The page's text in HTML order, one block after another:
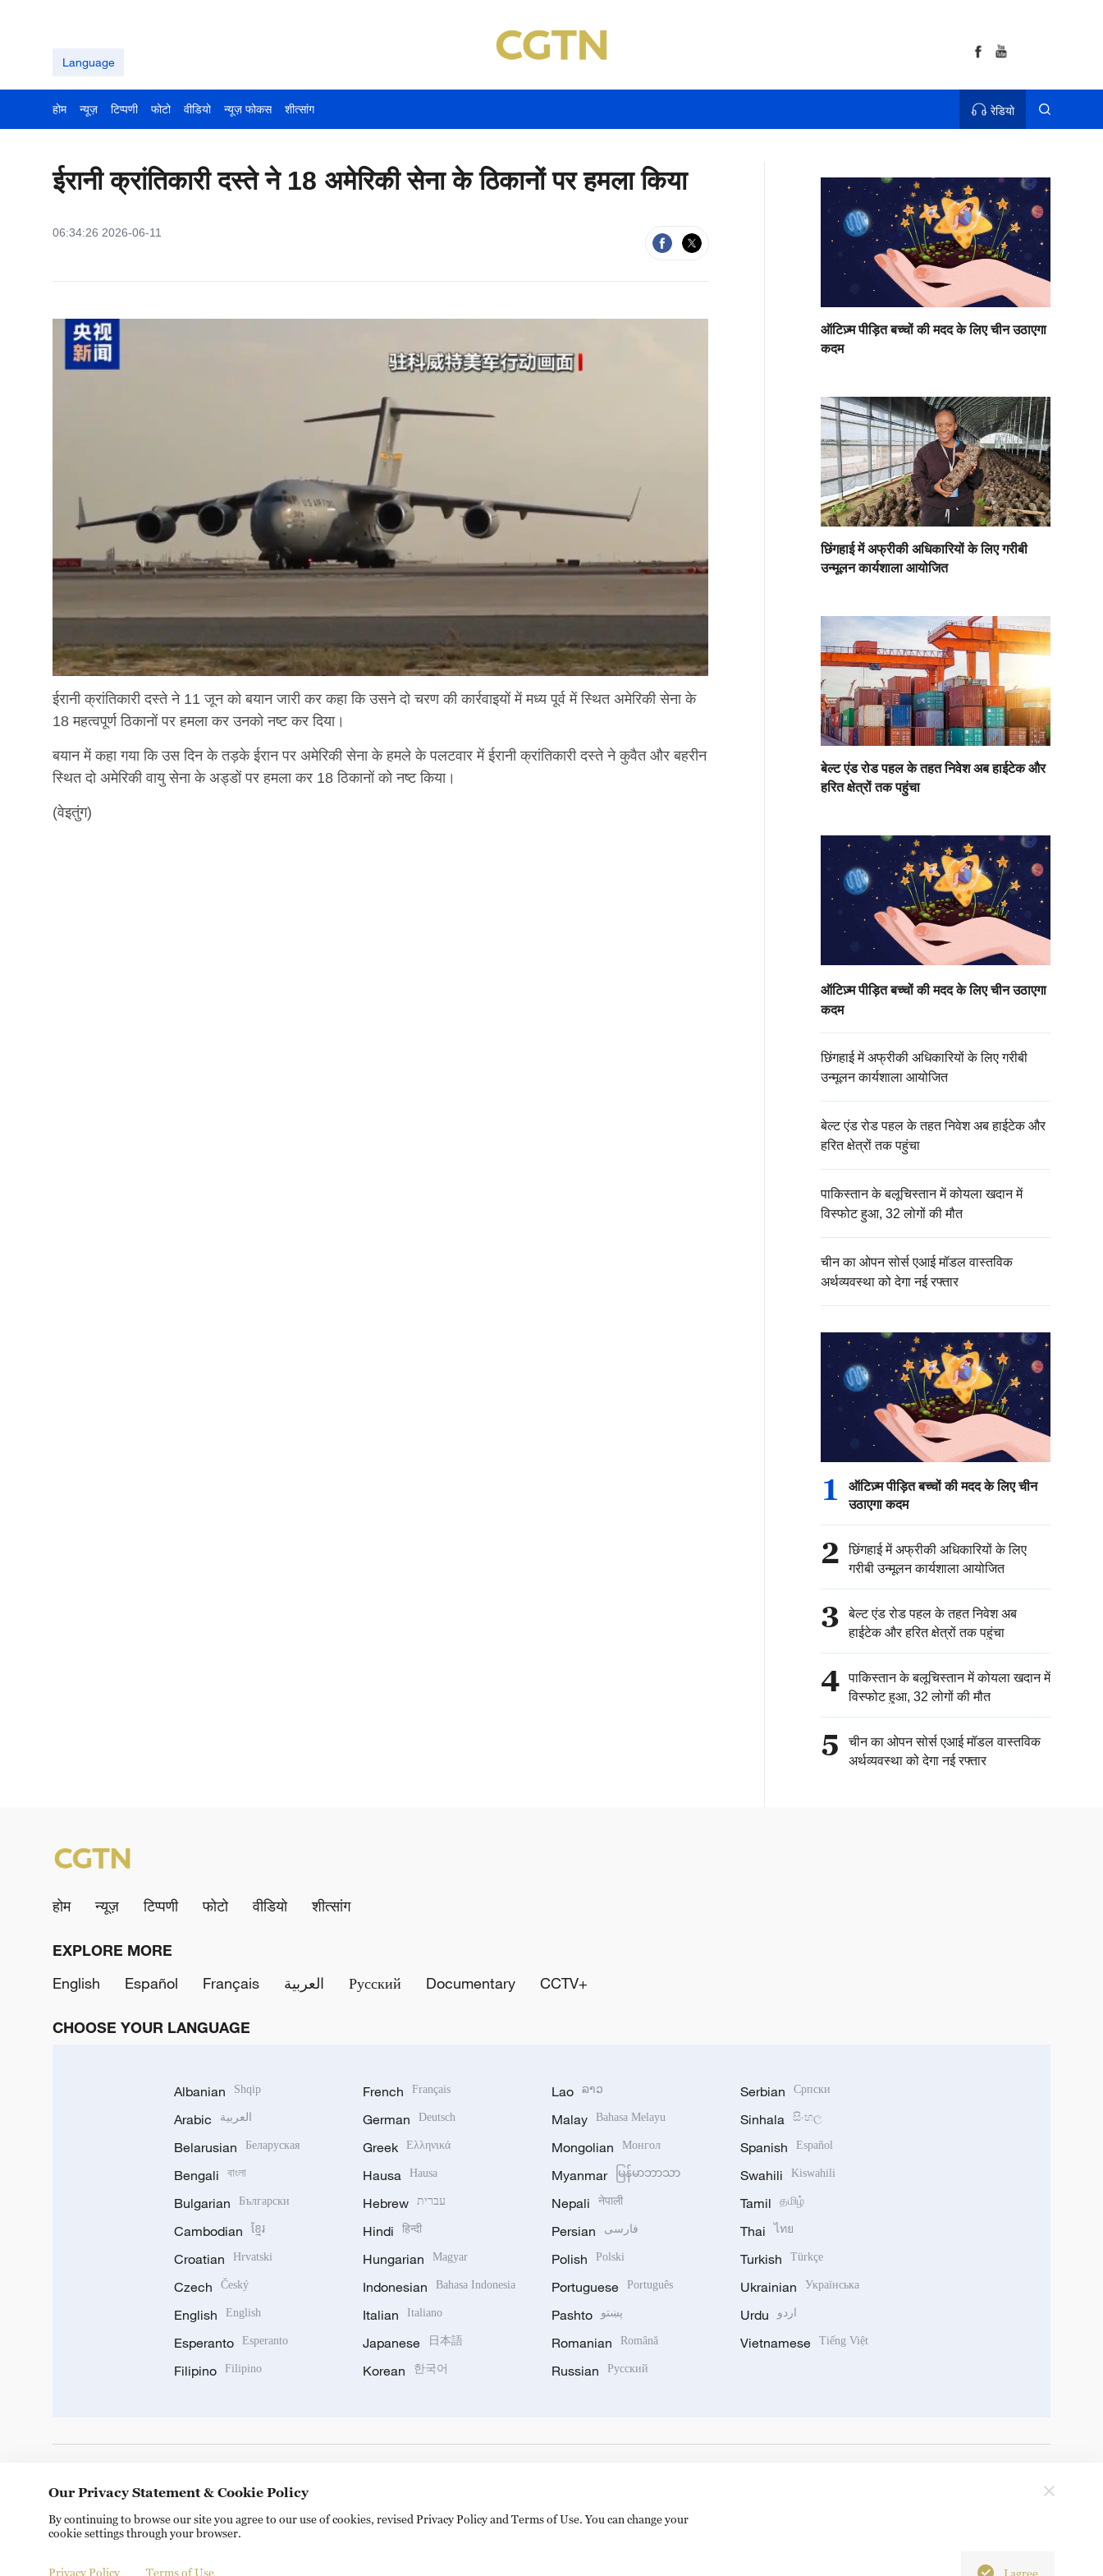
Language
होम न्यूज़ टिप्पणी फोटो वीडियो न्यूज़ फोकस शीत्सांग रेडियो
ईरानी क्रांतिकारी दस्ते ने 18 अमेरिकी सेना के ठिकानों पर हमला किया
06:34:26 2026-06-11
ईरानी क्रांतिकारी दस्ते ने 11 जून को बयान जारी कर कहा कि उसने दो चरण की कार्रवाइयों में मध्य पूर्व में स्थित अमेरिकी सेना के
18 महत्वपूर्ण ठिकानों पर हमला कर उनको नष्ट कर दिया।
बयान में कहा गया कि उस दिन के तड़के ईरान पर अमेरिकी सेना के हमले के पलटवार में ईरानी क्रांतिकारी दस्ते ने कुवैत और बहरीन
स्थित दो अमेरिकी वायु सेना के अड्डों पर हमला कर 18 ठिकानों को नष्ट किया।
(वेइतुंग)
ऑटिज़्म पीड़ित बच्चों की मदद के लिए चीन उठाएगा
कदम
छिंगहाई में अफ्रीकी अधिकारियों के लिए गरीबी
उन्मूलन कार्यशाला आयोजित
बेल्ट एंड रोड पहल के तहत निवेश अब हाईटेक और
हरित क्षेत्रों तक पहुंचा
ऑटिज़्म पीड़ित बच्चों की मदद के लिए चीन उठाएगा
कदम
छिंगहाई में अफ्रीकी अधिकारियों के लिए गरीबी
उन्मूलन कार्यशाला आयोजित
बेल्ट एंड रोड पहल के तहत निवेश अब हाईटेक और
हरित क्षेत्रों तक पहुंचा
पाकिस्तान के बलूचिस्तान में कोयला खदान में
विस्फोट हुआ, 32 लोगों की मौत
चीन का ओपन सोर्स एआई मॉडल वास्तविक
अर्थव्यवस्था को देगा नई रफ्तार
1
ऑटिज़्म पीड़ित बच्चों की मदद के लिए चीन
उठाएगा कदम
2
छिंगहाई में अफ्रीकी अधिकारियों के लिए
गरीबी उन्मूलन कार्यशाला आयोजित
3
बेल्ट एंड रोड पहल के तहत निवेश अब
हाईटेक और हरित क्षेत्रों तक पहुंचा
4
पाकिस्तान के बलूचिस्तान में कोयला खदान में
विस्फोट हुआ, 32 लोगों की मौत
5
चीन का ओपन सोर्स एआई मॉडल वास्तविक
अर्थव्यवस्था को देगा नई रफ्तार
होम न्यूज़ टिप्पणी फोटो वीडियो शीत्सांग
EXPLORE MORE
English
Español Français العربية Русский Documentary CCTV+
CHOOSE YOUR LANGUAGE
Albanian Shqip
Arabic العربية
Belarusian Беларуская
Bengali বাংলা
Bulgarian Български
Cambodian ខ្មែរ
Croatian Hrvatski
Czech Český
English English
Esperanto Esperanto
Filipino Filipino
French Français
German Deutsch
Greek Ελληνικά
Hausa Hausa
Hebrew עברית
Hindi हिन्दी
Hungarian Magyar
Indonesian Bahasa Indonesia
Italian Italiano
Japanese 日本語
Korean 한국어
Lao ລາວ
Malay Bahasa Melayu
Mongolian Монгол
Myanmar မြန်မာဘာသာ
Nepali नेपाली
Persian فارسی
Polish Polski
Portuguese Português
Pashto پښتو
Romanian Română
Russian Русский
Serbian Српски
Sinhala සිංහල
Spanish Español
Swahili Kiswahili
Tamil தமிழ்
Thai ไทย
Turkish Türkçe
Ukrainian Українська
Urdu اردو
Vietnamese Tiếng Việt
Our Privacy Statement & Cookie Policy
By continuing to browse our site you agree to our use of cookies, revised Privacy Policy and Terms of Use. You can change your
cookie settings through your browser.
Privacy Policy Terms of Use I agree